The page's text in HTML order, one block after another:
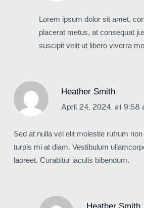
Lorem ipsum dolor sit amet,
placerat metus, at consequat
suscipit velit ut libero viverra
Heather Smith
April 24, 2024, at 9:58
Sed at nulla vel elit molestie rutrum
turpis mi at diam. Vestibulum
laoreet. Curabitur iaculis bibendum.